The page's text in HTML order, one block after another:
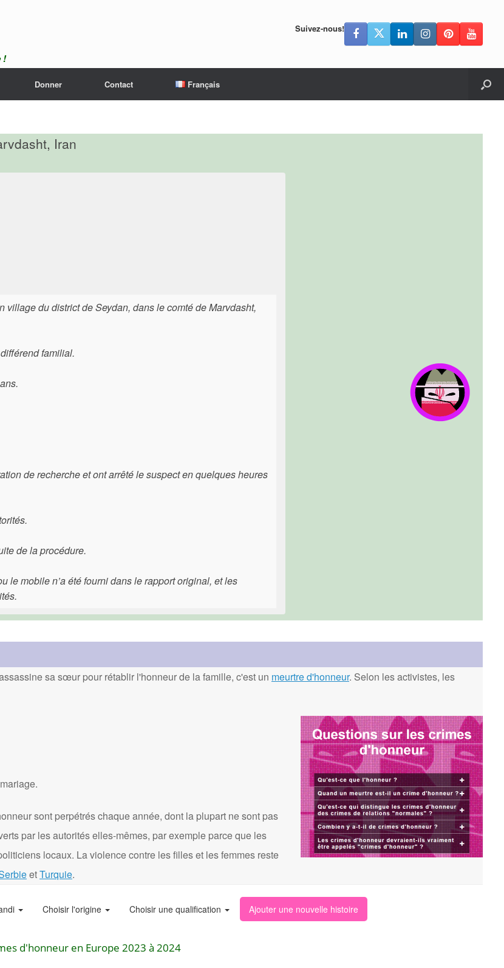
!
Suivez-nous!
Donner Contact Français
Iran
du district de Seydan, dans le comté de Marvdasht,
familial.
de recherche et ont arrêté le suspect en quelques heures
de la procédure.
le mobile n’a été fourni dans le rapport original, et les
sa sœur pour rétablir l'honneur de la famille, c'est un meurtre d'honneur. Selon les activistes, les
sont perpétrés chaque année, dont la plupart ne sont pas
par les autorités elles-mêmes, par exemple parce que les
locaux. La violence contre les filles et les femmes reste
etTurquie.